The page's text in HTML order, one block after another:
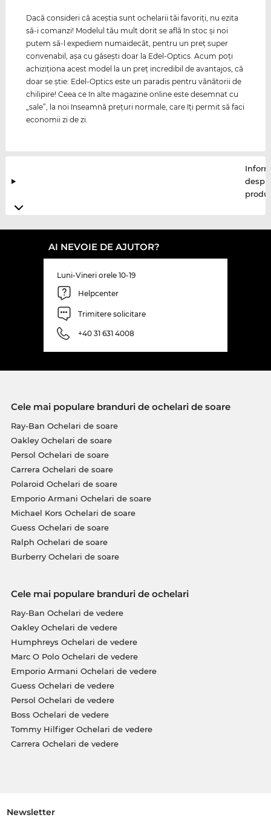
Dacă consideri că aceştia sunt ochelarii tăi favoriţi, nu ezita
să-i comanzi! Modelul tău mult dorit se află în stoc şi noi
putem să-l expediem numaidecât, pentru un preţ super
convenabil, aşa cu găseşti doar la Edel-Optics. Acum poţi
achiziţiona acest model la un preţ incredibil de avantajos, că
doar se ştie: Edel-Optics este un paradis pentru vânătorii de
chilipire! Ceea ce în alte magazine online este desemnat cu
„sale”, la noi înseamnă preţuri normale, care îţi permit să faci
economii zi de zi.
AI NEVOIE DE AJUTOR?
Luni-Vineri orele 10-19
Helpcenter
Trimitere solicitare
+40 31 631 4008
Cele mai populare branduri de ochelari de soare
Ray-Ban Ochelari de soare
Oakley Ochelari de soare
Persol Ochelari de soare
Carrera Ochelari de soare
Polaroid Ochelari de soare
Emporio Armani Ochelari de soare
Michael Kors Ochelari de soare
Guess Ochelari de soare
Ralph Ochelari de soare
Burberry Ochelari de soare
Cele mai populare branduri de ochelari
Ray-Ban Ochelari de vedere
Oakley Ochelari de vedere
Humphreys Ochelari de vedere
Marc O Polo Ochelari de vedere
Emporio Armani Ochelari de vedere
Guess Ochelari de vedere
Persol Ochelari de vedere
Boss Ochelari de vedere
Tommy Hilfiger Ochelari de vedere
Carrera Ochelari de vedere
Newsletter